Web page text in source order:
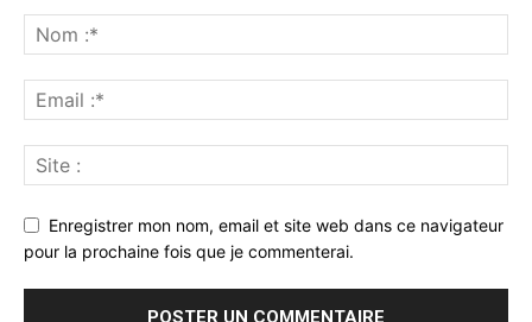
Enregistrer mon nom, email et site web dans ce navigateur
pour la prochaine fois que je commenterai.